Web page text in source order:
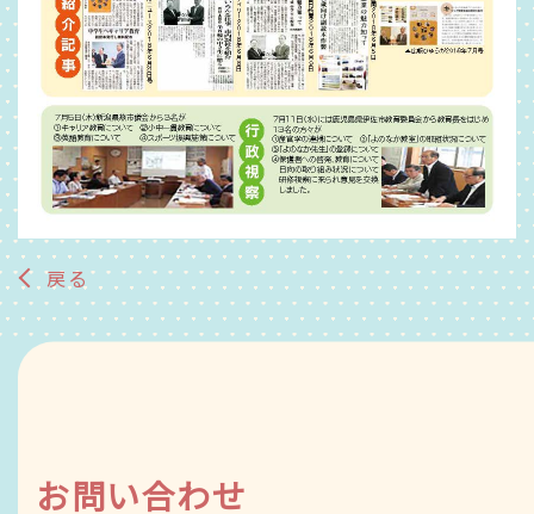
戻る
お問い合わせ